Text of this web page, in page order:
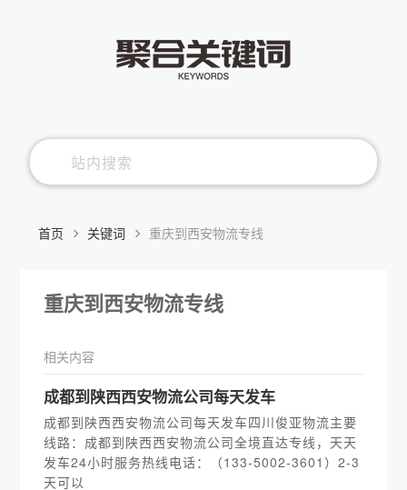
首页 关键词 重庆到西安物流专线
重庆到西安物流专线
相关内容
​成都到陕西西安物流公司每天发车
成都到陕西西安物流公司每天发车四川俊亚物流主要
线路：成都到陕西西安物流公司全境直达专线，天天
发车24小时服务热线电话：（133-5002-3601）2-3
天可以